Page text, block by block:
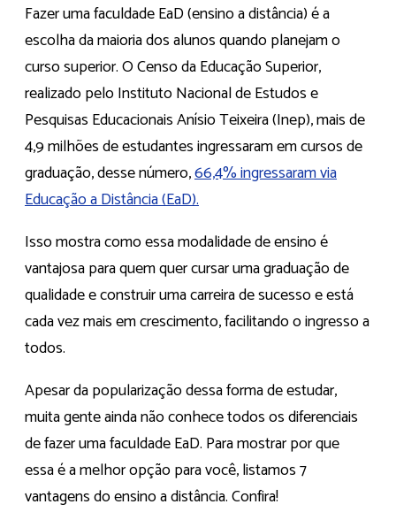
Fazer uma faculdade EaD (ensino a distância) é a
escolha da maioria dos alunos quando planejam o
curso superior. O Censo da Educação Superior,
realizado pelo Instituto Nacional de Estudos e
Pesquisas Educacionais Anísio Teixeira (Inep), mais de
4,9 milhões de estudantes ingressaram em cursos de
graduação, desse número,66,4% ingressaram via
Educação a Distância (EaD).
Isso mostra como essa modalidade de ensino é
vantajosa para quem quer cursar uma graduação de
qualidade e construir uma carreira de sucesso e está
cada vez mais em crescimento, facilitando o ingresso a
todos.
Apesar da popularização dessa forma de estudar,
muita gente ainda não conhece todos os diferenciais
de fazer uma faculdade EaD. Para mostrar por que
essa é a melhor opção para você, listamos 7
vantagens do ensino a distância. Confira!